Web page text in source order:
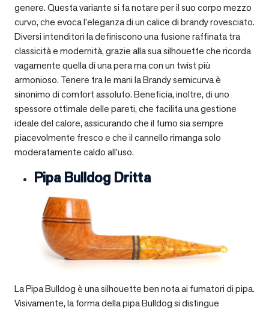
genere. Questa variante si fa notare per il suo corpo mezzo
curvo, che evoca l’eleganza di un calice di brandy rovesciato.
Diversi intenditori la definiscono una fusione raffinata tra
classicità e modernità, grazie alla sua silhouette che ricorda
vagamente quella di una pera ma con un twist più
armonioso. Tenere tra le mani la Brandy semicurva è
sinonimo di comfort assoluto. Beneficia, inoltre, di uno
spessore ottimale delle pareti, che facilita una gestione
ideale del calore, assicurando che il fumo sia sempre
piacevolmente fresco e che il cannello rimanga solo
moderatamente caldo all’uso.
Pipa Bulldog Dritta
La Pipa Bulldog è una silhouette ben nota ai fumatori di pipa.
Visivamente, la forma della pipa Bulldog si distingue